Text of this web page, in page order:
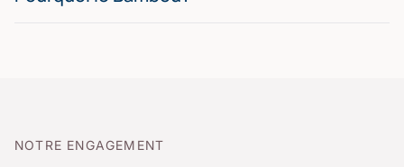
NOTRE ENGAGEMENT